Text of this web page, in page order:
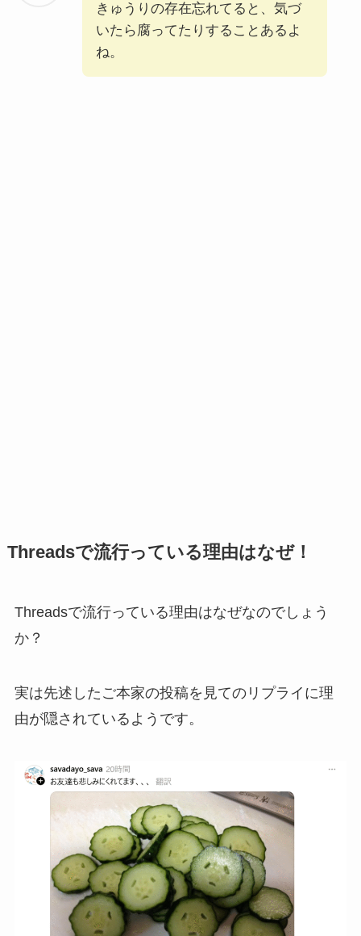
きゅうりの存在忘れてると、気づ
いたら腐ってたりすることあるよ
ね。
Threadsで流行っている理由はなぜ！
Threadsで流行っている理由はなぜなのでしょう
か？
実は先述したご本家の投稿を見てのリプライに理
由が隠されているようです。